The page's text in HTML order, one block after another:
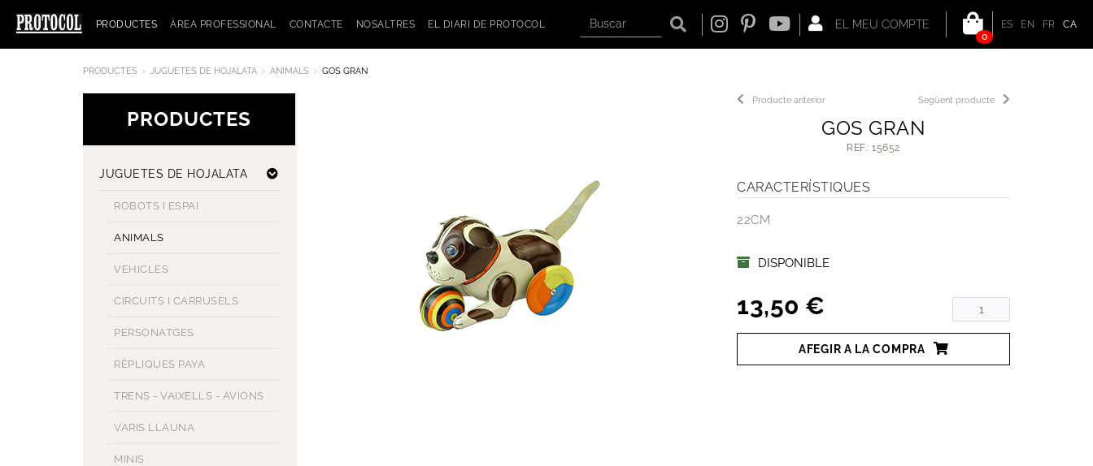
PRODUCTES ÀREA PROFESSIONAL CONTACTE NOSALTRES EL DIARI DE PROTOCOL ES EN FR
CA
0
EL MEU COMPTE
PRODUCTES JUGUETES DE HOJALATA ANIMALS GOS GRAN
PRODUCTES
JUGUETES DE HOJALATA
ROBOTS I ESPAI
ANIMALS
VEHICLES
CIRCUITS I CARRUSELS
PERSONATGES
RÈPLIQUES PAYA
TRENS - VAIXELLS - AVIONS
VARIS LLAUNA
MINIS
Següent producte
Producte anterior
GOS GRAN
REF.: 15652
CARACTERÍSTIQUES
22CM
DISPONIBLE
13,50 €
AFEGIR A LA COMPRA